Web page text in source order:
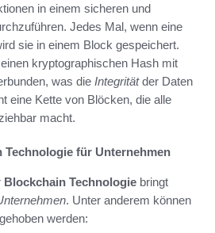
in einem sicheren und
Jedes Mal, wenn eine
sie in einem Block gespeichert.
kryptographischen Hash mit
was die Integritätder Daten
eine Kette von Blöcken, die alle
macht.
für Unternehmen
Blockchain Technologie bringt
. Unter anderem können
werden: